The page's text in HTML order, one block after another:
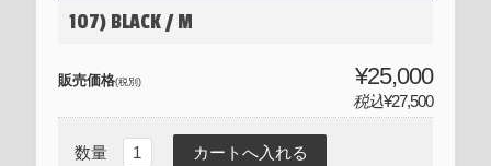
107) BLACK / M
販売価格(税別) ¥25,000
税込¥27,500
数量